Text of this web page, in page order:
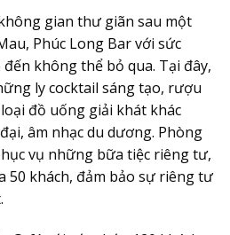
gian thư giãn sau một
Phúc Long Bar với sức
không thể bỏ qua. Tại đây,
ly cocktail sáng tạo, rượu
đồ uống giải khát khác
âm nhạc du dương. Phòng
vụ những bữa tiệc riêng tư,
50 khách, đảm bảo sự riêng tư